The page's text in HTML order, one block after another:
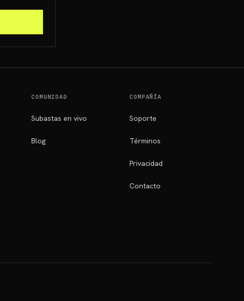
COMUNIDAD
Subastas en vivo
Blog
COMPAÑÍA
Soporte
Términos
Privacidad
Contacto